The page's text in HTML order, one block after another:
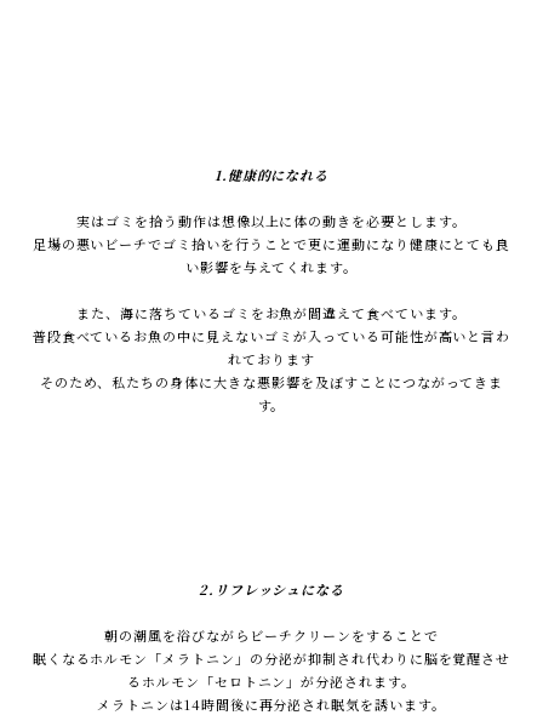
1.健康的になれる
実はゴミを拾う動作は想像以上に体の動きを必要とします。
足場の悪いビーチでゴミ拾いを行うことで更に運動になり健康にとても良
い影響を与えてくれます。
また、海に落ちているゴミをお魚が間違えて食べています。
普段食べているお魚の中に見えないゴミが入っている可能性が高いと言わ
れております
そのため、私たちの身体に大きな悪影響を及ぼすことにつながってきま
す。
2.リフレッシュになる
朝の潮風を浴びながらビーチクリーンをすることで
眠くなるホルモン「メラトニン」の分泌が抑制され代わりに脳を覚醒させ
るホルモン「セロトニン」が分泌されます。
メラトニンは14時間後に再分泌され眠気を誘います。